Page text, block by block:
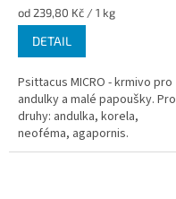
Měrná
cena:
od 239,80 Kč / 1 kg
DETAIL
Psittacus MICRO - krmivo pro
andulky a malé papoušky. Pro
druhy: andulka, korela,
neoféma, agapornis.